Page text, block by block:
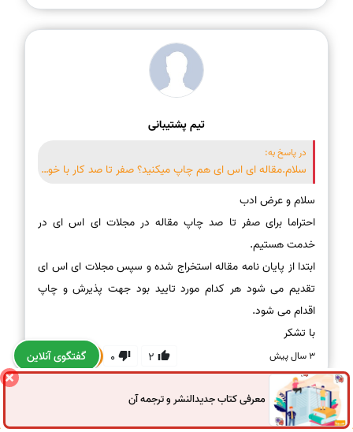
تیم پشتیبانی
در پاسخ به:
سلام.مقاله ای اس ای هم چاپ میکنید؟ صفر تا صد کار با خودتون باشه؟
احتراما برای صفر تا صد چاپ مقاله در مجلات ای اس ای در
ابتدا از پایان نامه مقاله استخراج شده و سپس مجلات ای اس ای
تقدیم می شود هر کدام مورد تایید بود جهت پذیرش و چاپ
با تشکر
3 سال پیش 2
0 پاسخ
04133250787
4522
معرفی کتاب جدیدالنشر و ترجمه آن
گفتگوی آنلاین